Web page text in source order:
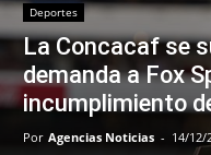
Deportes
La Concacaf se
demanda a Fox
incumplimiento
Por Agencias Noticias - 14/12/